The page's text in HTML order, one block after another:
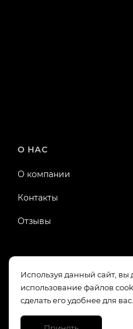
Используя данный сайт, вы
использование файлов
сделать его удобнее для вас.
О НАС
О компании
Контакты
Отзывы